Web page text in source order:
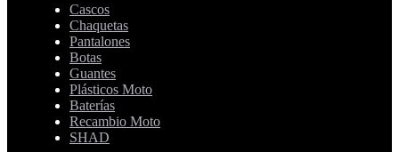
Cascos
Chaquetas
Pantalones
Botas
Guantes
Plásticos Moto
Baterías
Recambio Moto
SHAD